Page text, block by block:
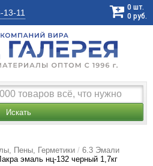
13-11
0 шт.
0 руб.
Искать
Пены, Герметики
6.3 Эмали
эмаль нц-132 черный 1,7кг